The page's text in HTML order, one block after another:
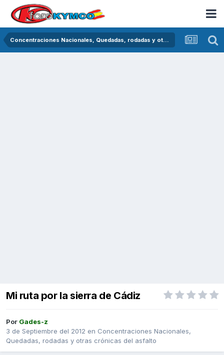
Concentraciones Nacionales, Quedadas, rodadas y otras crónicas del asfalto
Mi ruta por la sierra de Cádiz
Por Gades-z
3 de Septiembre del 2012 en Concentraciones Nacionales,
Quedadas, rodadas y otras crónicas del asfalto